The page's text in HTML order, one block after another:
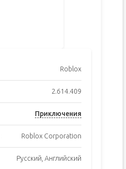
Roblox
2.614.409
Приключения
Roblox Corporation
Русский, Английский